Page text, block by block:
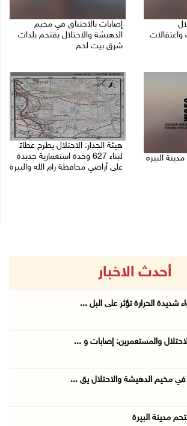
إصابات بالاختناق في مخيم
الدهيشة والاحتلال يقتحم بلدات
شرق بيت لحم
البيرة
هيئة الجدار: الاحتلال يطرح عطاءً
لبناء 627 وحدة استعمارية جديدة
على أراضي محافظة رام الله والبيرة
أحدث الاخبار
شديدة الحرارة تؤثر على البل ...
والمستعمرين: إصابات و ...
في مخيم الدهيشة والاحتلال يق ...
مدينة البيرة